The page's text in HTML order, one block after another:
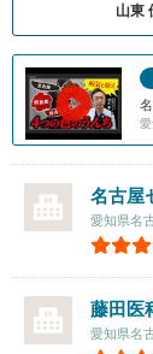
山東
名古屋
愛知県名
藤田医
愛知県名